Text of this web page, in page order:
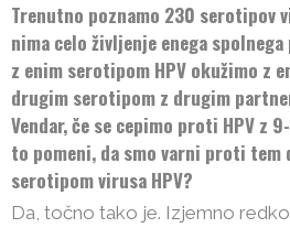
Trenutno poznamo 230 serotipov
nima celo življenje enega
z enim serotipom HPV okužimo z
drugim serotipom z drugim
Vendar, če se cepimo proti HPV z
to pomeni, da smo varni proti tem
serotipom virusa HPV?
Da, točno tako je. Izjemno